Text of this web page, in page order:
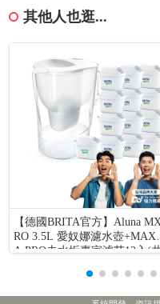
其他人也逛...
【德國BRITA官方】Aluna
RO 3.5L 愛奴娜濾水壺
A PRO去水垢專家濾芯12入(